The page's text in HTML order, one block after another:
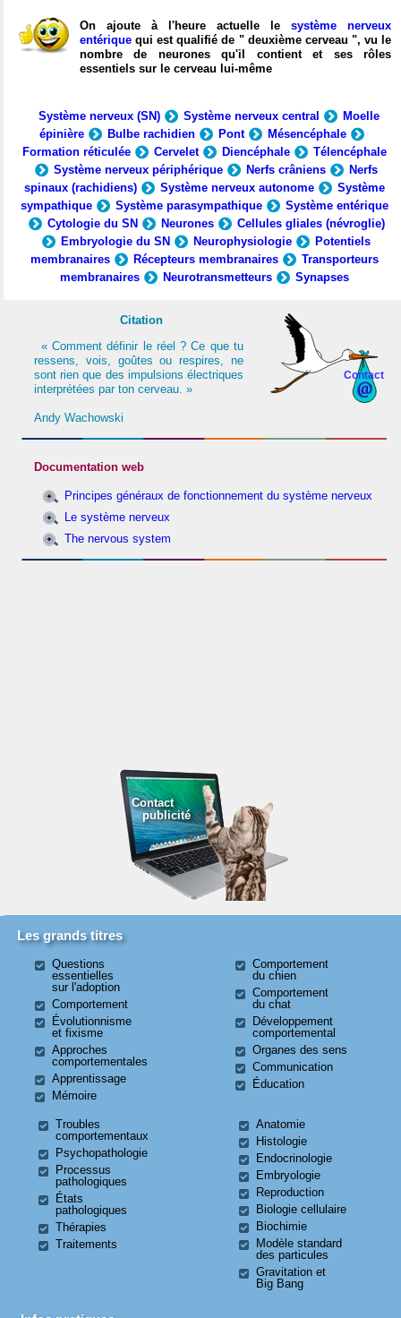
On ajoute à l'heure actuelle le système nerveux
entérique qui est qualifié de " deuxième cerveau ", vu le
nombre de neurones qu'il contient et ses rôles
essentiels sur le cerveau lui-même
Système nerveux (SN) Système nerveux central
Moelle
épinière
Bulbe rachidien Pont
Mésencéphale
Formation réticulée
Cervelet Diencéphale
Télencéphale
Système nerveux périphérique
Nerfs crâniens
Nerfs
spinaux (rachidiens)
Système nerveux autonome
Système
sympathique
Système parasympathique
Système entérique
Cytologie du SN
Neurones
Cellules gliales (névroglie)
Embryologie du SN
Neurophysiologie
Potentiels
membranaires
Récepteurs membranaires
Transporteurs
membranaires
Neurotransmetteurs Synapses
Contact
Citation
« Comment définir le réel ? Ce que tu
ressens, vois, goûtes ou respires, ne
sont rien que des impulsions électriques
interprétées par ton cerveau. »
Andy Wachowski
Documentation web
Principes généraux de fonctionnement du système nerveux
Le système nerveux
The nervous system
Contact
publicité
Les grands titres
Questions
essentielles
sur l'adoption
Comportement
Évolutionnisme
et fixisme
Approches
comportementales
Apprentissage
Mémoire
Comportement
du chien
Comportement
du chat
Développement
comportemental
Organes des sens
Communication
Éducation
Troubles
comportementaux
Psychopathologie
Processus
pathologiques
États
pathologiques
Thérapies
Traitements
Anatomie
Histologie
Endocrinologie
Embryologie
Reproduction
Biologie cellulaire
Biochimie
Modèle standard
des particules
Gravitation et
Big Bang